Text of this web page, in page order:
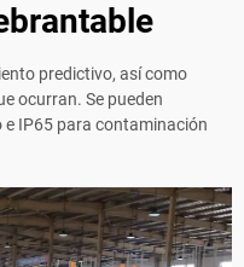
predictivo, así como
ocurran. Se pueden
IP65 para contaminación